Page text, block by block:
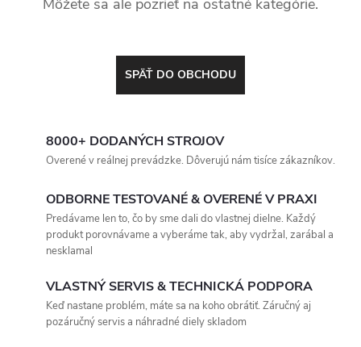
Môžete sa ale pozrieť na ostatné kategórie.
SPÄŤ DO OBCHODU
8000+ DODANÝCH STROJOV
Overené v reálnej prevádzke. Dôverujú nám tisíce zákazníkov.
ODBORNE TESTOVANÉ & OVERENÉ V PRAXI
Predávame len to, čo by sme dali do vlastnej dielne. Každý
produkt porovnávame a vyberáme tak, aby vydržal, zarábal a
nesklamal
VLASTNÝ SERVIS & TECHNICKÁ PODPORA
Keď nastane problém, máte sa na koho obrátiť. Záručný aj
pozáručný servis a náhradné diely skladom